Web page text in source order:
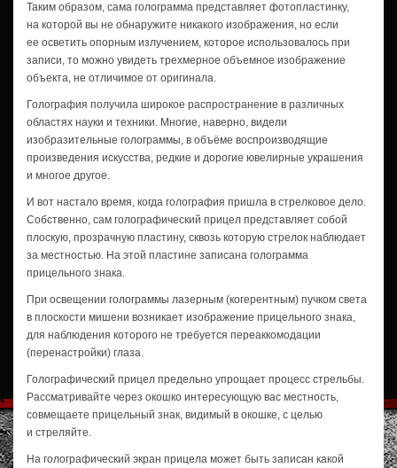
Таким образом, сама голограмма представляет фотопластинку,
на которой вы не обнаружите никакого изображения, но если
ее осветить опорным излучением, которое использовалось при
записи, то можно увидеть трехмерное объемное изображение
объекта, не отличимое от оригинала.
Голография получила широкое распространение в различных
областях науки и техники. Многие, наверно, видели
изобразительные голограммы, в объёме воспроизводящие
произведения искусства, редкие и дорогие ювелирные украшения
и многое другое.
И вот настало время, когда голография пришла в стрелковое дело.
Собственно, сам голографический прицел представляет собой
плоскую, прозрачную пластину, сквозь которую стрелок наблюдает
за местностью. На этой пластине записана голограмма
прицельного знака.
При освещении голограммы лазерным (когерентным) пучком света
в плоскости мишени возникает изображение прицельного знака,
для наблюдения которого не требуется переаккомодации
(перенастройки) глаза.
Голографический прицел предельно упрощает процесс стрельбы.
Рассматривайте через окошко интересующую вас местность,
совмещаете прицельный знак, видимый в окошке, с целью
и стреляйте.
На голографический экран прицела может быть записан какой